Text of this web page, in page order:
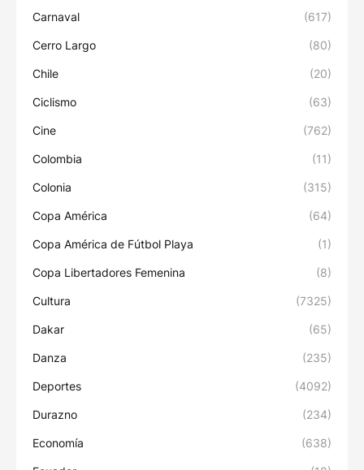
Carnaval (617)
Cerro Largo (80)
Chile (20)
Ciclismo (63)
Cine (762)
Colombia (11)
Colonia (315)
Copa América (64)
Copa América de Fútbol Playa (1)
Copa Libertadores Femenina (8)
Cultura (7325)
Dakar (65)
Danza (235)
Deportes (4092)
Durazno (234)
Economía (638)